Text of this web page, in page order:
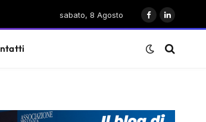
sabato, 8 Agosto
Facebook
LinkedIn